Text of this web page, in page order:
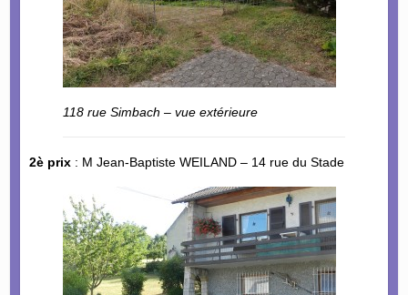
118 rue Simbach – vue extérieure
2è prix: M Jean-Baptiste WEILAND – 14 rue du Stade